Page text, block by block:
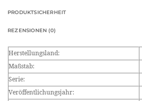
PRODUKTSICHERHEIT
REZENSIONEN (0)
Herstellungsland:
Maßstab:
Serie:
Veröffentlichungsjahr: